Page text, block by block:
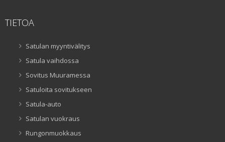
TIETOA
Satulan myyntivälitys
Satula vaihdossa
Sovitus Muuramessa
Satuloita sovitukseen
Satula-auto
Satulan vuokraus
Rungonmuokkaus